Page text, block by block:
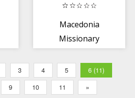
Macedonia
Missionary
3 4 5
6 (11)
9 10 11 »